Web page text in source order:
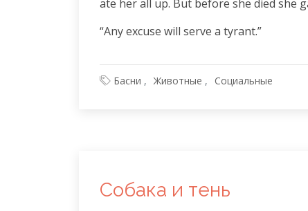
ate her all up. But before she died she
“Any excuse will serve a tyrant.”
Басни Животные Социальные
Собака и тень